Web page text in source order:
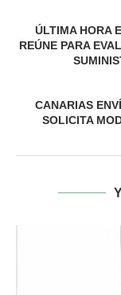
ÚLTIMA HORA
REÚNE PARA
CANARIAS
SOLICITA